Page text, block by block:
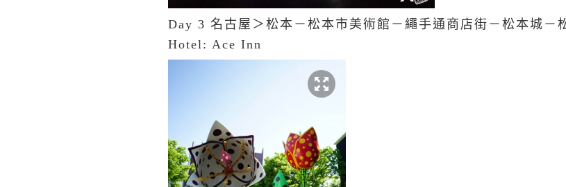
Day 3 名古屋＞松本－松本市美術館－繩手通商店街－松本城－
Hotel: Ace Inn